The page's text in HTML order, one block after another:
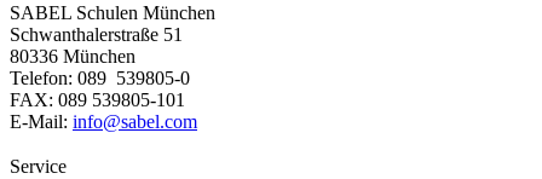
SABEL Schulen München
Schwanthalerstraße 51
80336 München
Telefon: 089 539805-0
FAX: 089 539805-101
E-Mail: info@sabel.com
Service